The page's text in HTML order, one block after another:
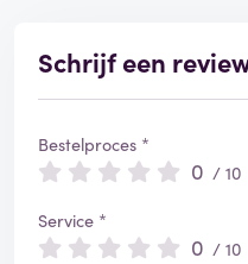
Schrijf een
Bestelproces *
0 / 10
Service *
0 / 10